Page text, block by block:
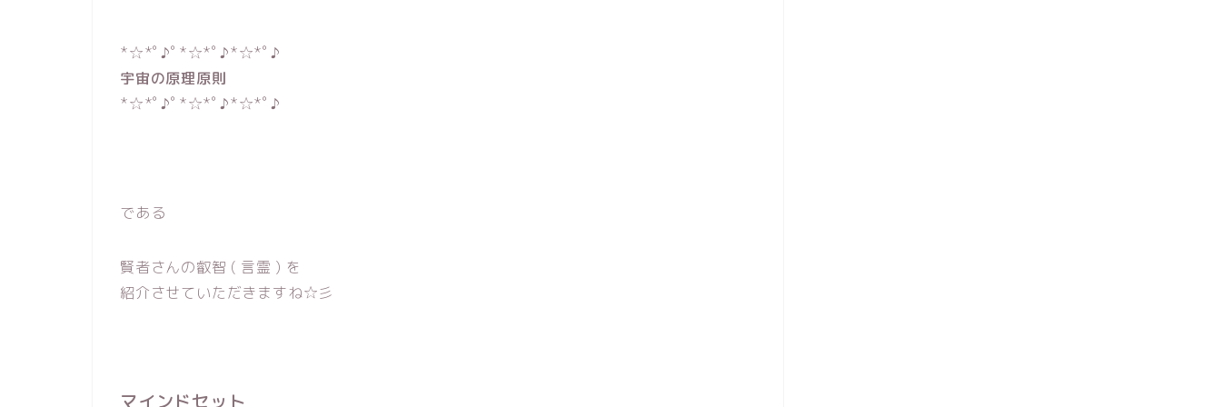
*☆*ﾟ♪ﾟ*☆*ﾟ♪*☆*ﾟ♪
宇宙の原理原則
*☆*ﾟ♪ﾟ*☆*ﾟ♪*☆*ﾟ♪
である
賢者さんの叡智 ( 言霊 ) を
紹介させていただきますね☆彡
マインドセット